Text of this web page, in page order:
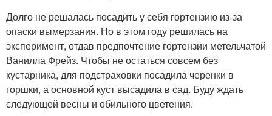
Долго не решалась посадить у себя гортензию из-за
опаски вымерзания. Но в этом году решилась на
эксперимент, отдав предпочтение гортензии метельчатой
Ванилла Фрейз. Чтобы не остаться совсем без
кустарника, для подстраховки посадила черенки в
горшки, а основной куст высадила в сад. Буду ждать
следующей весны и обильного цветения.